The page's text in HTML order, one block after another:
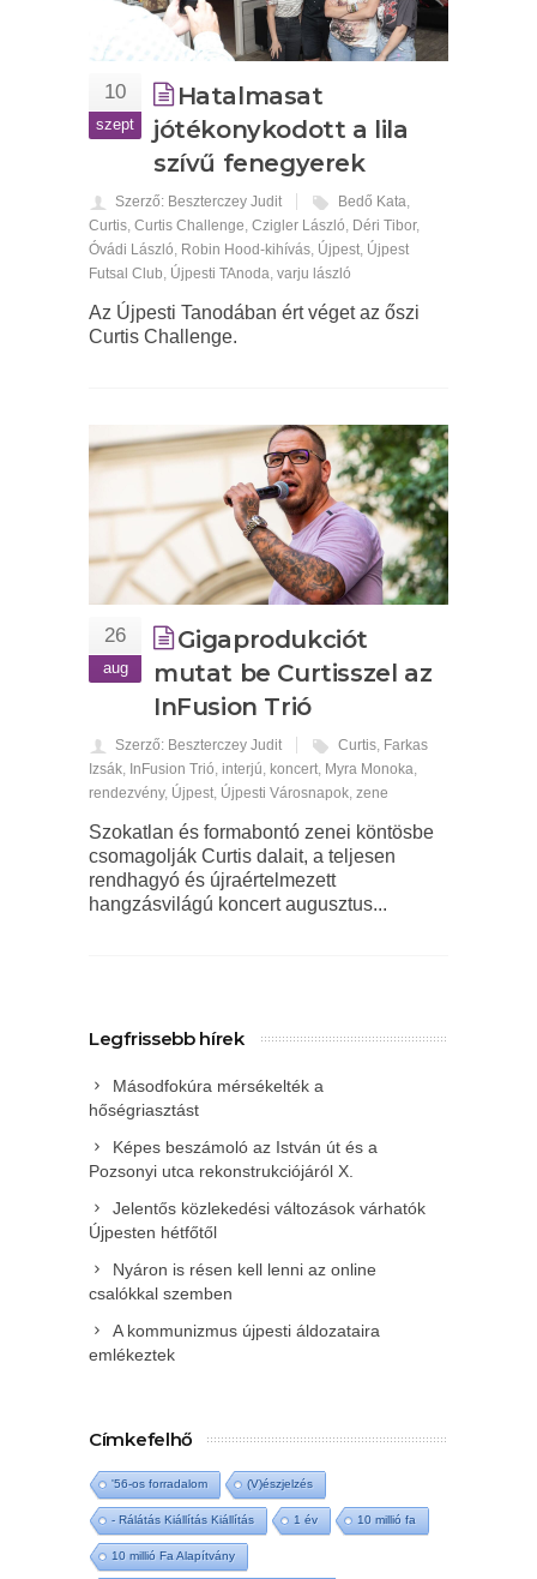
10
szept
Hatalmasat
jótékonykodott a lila
szívű fenegyerek
Szerző: Beszterczey Judit Bedő Kata,
Curtis, Curtis Challenge, Czigler László, Déri Tibor,
Óvádi László, Robin Hood-kihívás, Újpest, Újpest
Futsal Club, Újpesti TAnoda, varju lászló
Az Újpesti Tanodában ért véget az őszi
Curtis Challenge.
26
aug
Gigaprodukciót
mutat be Curtisszel az
InFusion Trió
Szerző: Beszterczey Judit Curtis, Farkas
Izsák, InFusion Trió, interjú, koncert, Myra Monoka,
rendezvény, Újpest, Újpesti Városnapok, zene
Szokatlan és formabontó zenei köntösbe
csomagolják Curtis dalait, a teljesen
rendhagyó és újraértelmezett
hangzásvilágú koncert augusztus...
Legfrissebb hírek
Másodfokúra mérsékelték a
hőségriasztást
Képes beszámoló az István út és a
Pozsonyi utca rekonstrukciójáról X.
Jelentős közlekedési változások várhatók
Újpesten hétfőtől
Nyáron is résen kell lenni az online
csalókkal szemben
A kommunizmus újpesti áldozataira
emlékeztek
Címkefelhő
'56-os forradalom (V)észjelzés
- Rálátás Kiállítás Kiállítás 1 év 10 millió fa
10 millió Fa Alapítvány